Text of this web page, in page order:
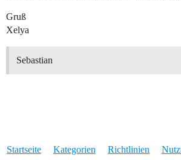
Gruß
Xelya
Sebastian
Startseite Kategorien Richtlinien